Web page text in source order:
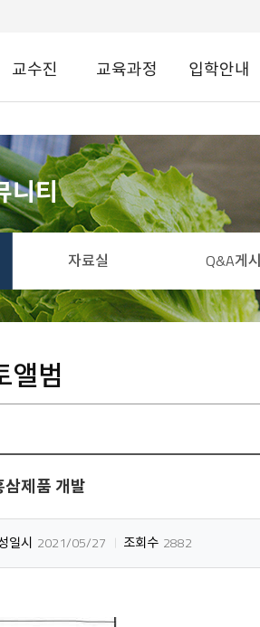
교수진 교육과정 입학안내
니티
자료실 Q&A게
앨범
삼제품 개발
일시 2021/05/27 조회수 2882